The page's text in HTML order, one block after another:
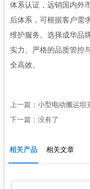
体系认证，远销国内外
后体系，可根据客户需
维护服务。选择成华品
实力、严格的品质管控
全高效。
上一篇： 小型电动搬运坦
下一篇：没有了
相关产品 相关文章